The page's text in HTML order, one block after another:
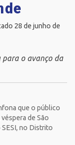
28 de junho de
para o avanço da
que o público
de São
no Distrito